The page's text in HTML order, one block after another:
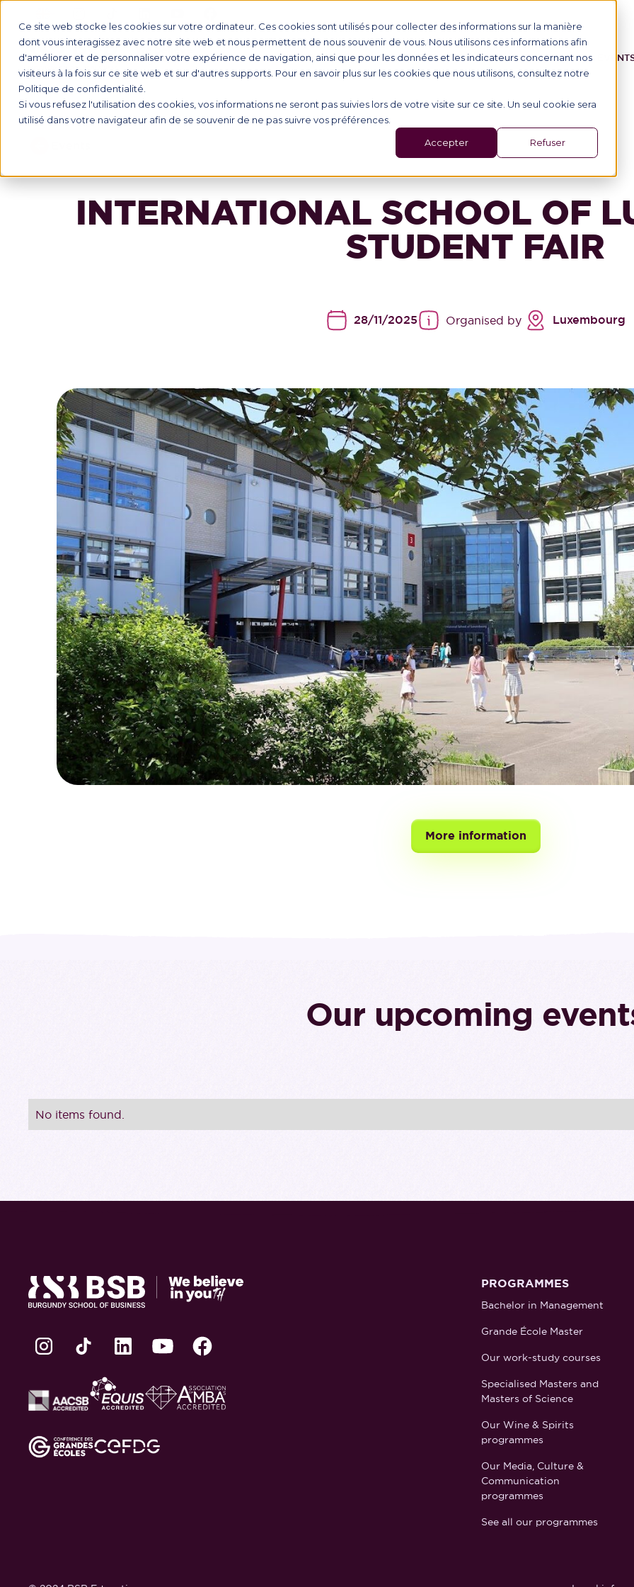
Ce site web stocke les cookies sur votre ordinateur. Ces cookies sont utilisés pour collecter des informations sur la manière
dont vous interagissez avec notre site web et nous permettent de nous souvenir de vous. Nous utilisons ces informations afin
d'améliorer et de personnaliser votre expérience de navigation, ainsi que pour les données et les indicateurs concernant nos
visiteurs à la fois sur ce site web et sur d'autres supports. Pour en savoir plus sur les cookies que nous utilisons, consultez notre
Politique de confidentialité.
Si vous refusez l'utilisation des cookies, vos informations ne seront pas suivies lors de votre visite sur ce site. Un seul cookie sera
utilisé dans votre navigateur afin de se souvenir de ne pas suivre vos préférences.
Accepter Refuser
INTERNATIONAL STUDENTS PROGRAMME SCHOOL
INTERNATIONAL SCHOOL OF
STUDENT FAIR
28/11/2025 Organised by Luxembourg
More information
Our upcoming
No items found.
PROGRAMMES
Bachelor in Management
Grande École Master
Our work-study courses
Specialised Masters and
Masters of Science
Our Wine & Spirits
programmes
Our Media, Culture &
Communication
programmes
See all our programmes